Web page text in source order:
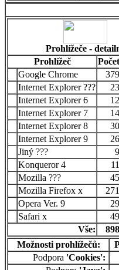
Prohlížeče -
Prohlížeč
Počet
Google Chrome
379
Internet Explorer ???
23
Internet Explorer 6
12
Internet Explorer 7
14
Internet Explorer 8
30
Internet Explorer 9
26
Jiný ???
9
Konqueror 4
11
Mozilla ???
45
Mozilla Firefox x
271
Opera Ver. 9
29
Safari x
49
Vše:
898
Možnosti prohlížečů:
Podpora 'Cookies':